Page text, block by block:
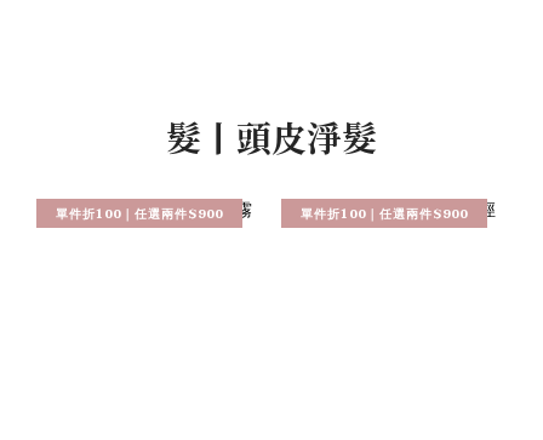
髮丨頭皮淨髮
單件折100｜任選兩件$900 單件折100｜任選兩件$900